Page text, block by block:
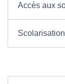
Accès aux